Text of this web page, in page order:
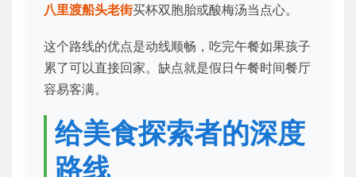
八里渡船头老街买杯双胞胎或酸梅汤当点心。
这个路线的优点是动线顺畅，吃完午餐如果孩子
累了可以直接回家。缺点就是假日午餐时间餐厅
容易客满。
给美食探索者的深度
路线